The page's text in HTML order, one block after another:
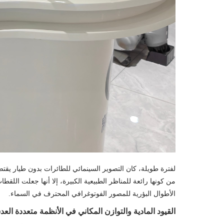
من كونها رائعة للمناظر الطبيعية الكبيرة، إلا أنها جعلت
الأطوال البؤرية للمصور الفوتوغرافي المحترف في السماء.
القيود المادية والتوازن المكاني في الأنظمة متعددة